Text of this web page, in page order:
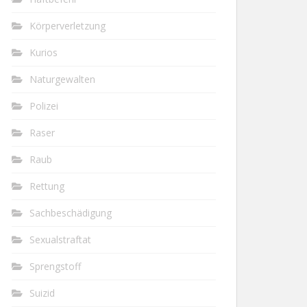
Körperverletzung
Kurios
Naturgewalten
Polizei
Raser
Raub
Rettung
Sachbeschädigung
Sexualstraftat
Sprengstoff
Suizid